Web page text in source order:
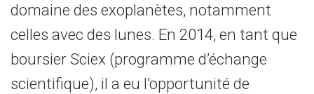
domaine des exoplanètes, notamment
celles avec des lunes. En 2014, en tant que
boursier Sciex (programme d’échange
scientifique), il a eu l’opportunité de